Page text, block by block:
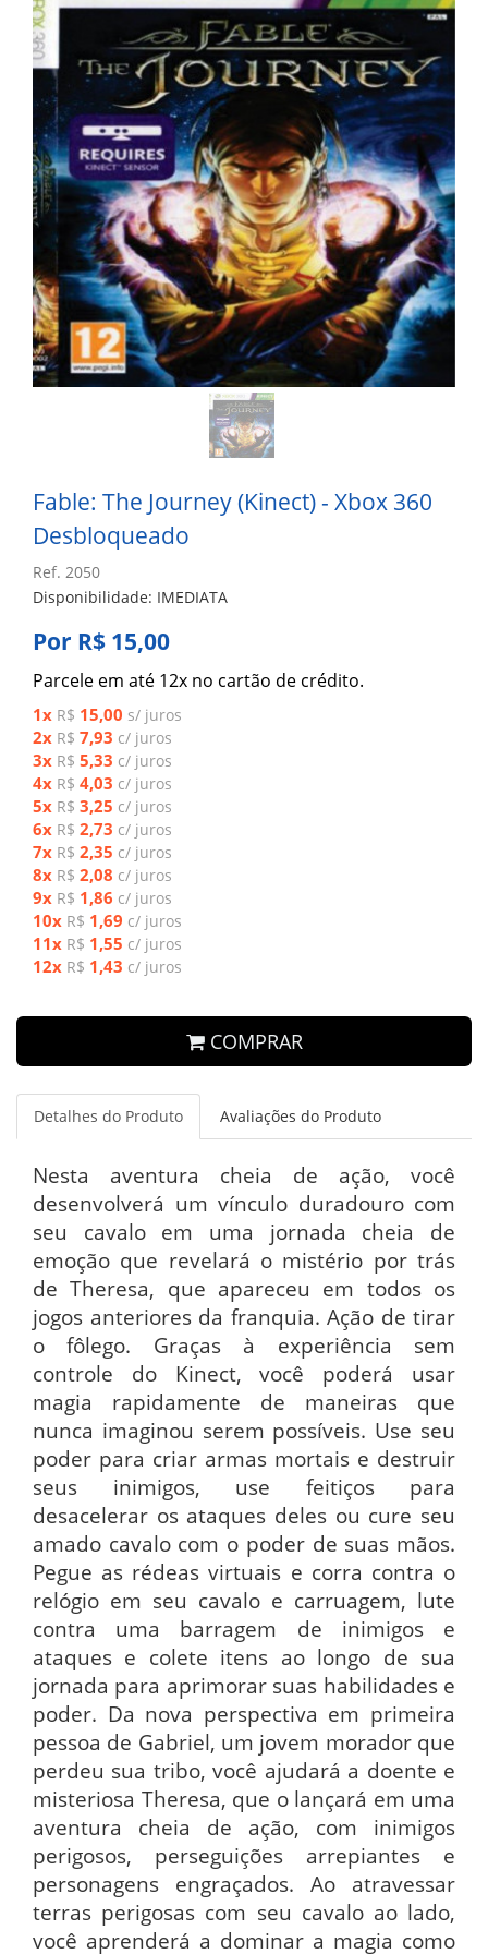
Fable: The Journey (Kinect) - Xbox 360
Desbloqueado
Ref. 2050
Disponibilidade: IMEDIATA
Por R$ 15,00
Parcele em até 12x no cartão de crédito.
1x R$ 15,00 s/ juros
2x R$ 7,93 c/ juros
3x R$ 5,33 c/ juros
4x R$ 4,03 c/ juros
5x R$ 3,25 c/ juros
6x R$ 2,73 c/ juros
7x R$ 2,35 c/ juros
8x R$ 2,08 c/ juros
9x R$ 1,86 c/ juros
10x R$ 1,69 c/ juros
11x R$ 1,55 c/ juros
12x R$ 1,43 c/ juros
COMPRAR
Detalhes do Produto Avaliações do Produto
Nesta aventura cheia de ação, você
desenvolverá um vínculo duradouro com
seu cavalo em uma jornada cheia de
emoção que revelará o mistério por trás
de Theresa, que apareceu em todos os
jogos anteriores da franquia. Ação de tirar
o fôlego. Graças à experiência sem
controle do Kinect, você poderá usar
magia rapidamente de maneiras que
nunca imaginou serem possíveis. Use seu
poder para criar armas mortais e destruir
seus inimigos, use feitiços para
desacelerar os ataques deles ou cure seu
amado cavalo com o poder de suas mãos.
Pegue as rédeas virtuais e corra contra o
relógio em seu cavalo e carruagem, lute
contra uma barragem de inimigos e
ataques e colete itens ao longo de sua
jornada para aprimorar suas habilidades e
poder. Da nova perspectiva em primeira
pessoa de Gabriel, um jovem morador que
perdeu sua tribo, você ajudará a doente e
misteriosa Theresa, que o lançará em uma
aventura cheia de ação, com inimigos
perigosos, perseguições arrepiantes e
personagens engraçados. Ao atravessar
terras perigosas com seu cavalo ao lado,
você aprenderá a dominar a magia como